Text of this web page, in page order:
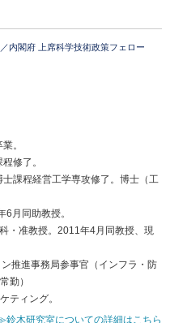
内閣府 上席科学技術政策フェロー
。
修了。
課程経営工学専攻修了。博士（工
月同助教授。
・准教授。2011年4月同教授、現
推進事務局参事官（インフラ・防
勤）
ティング。
鈴木研究室についての詳細はこちら